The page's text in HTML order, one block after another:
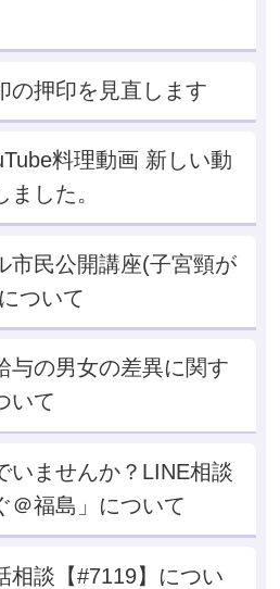
の押印を見直します
料理動画 新しい動
した。
市民公開講座(子宮頸が
ついて
与の男女の差異に関す
いて
いませんか？LINE相談
＠福島」について
相談【#7119】につい